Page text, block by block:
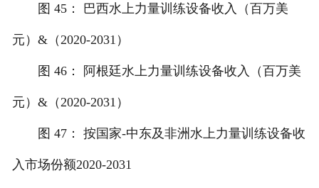
图 45： 巴西水上力量训练设备收入（百万美
元）&（2020-2031）
图 46： 阿根廷水上力量训练设备收入（百万美
元）&（2020-2031）
图 47： 按国家-中东及非洲水上力量训练设备收
入市场份额2020-2031